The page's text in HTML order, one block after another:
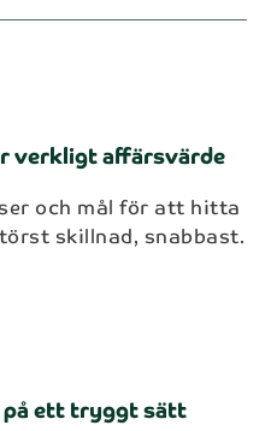
verkligt affärsvärde
och mål för att hitta
skillnad, snabbast.
på ett tryggt sätt